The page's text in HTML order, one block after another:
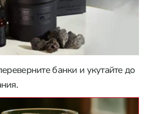
банки и укутайте до